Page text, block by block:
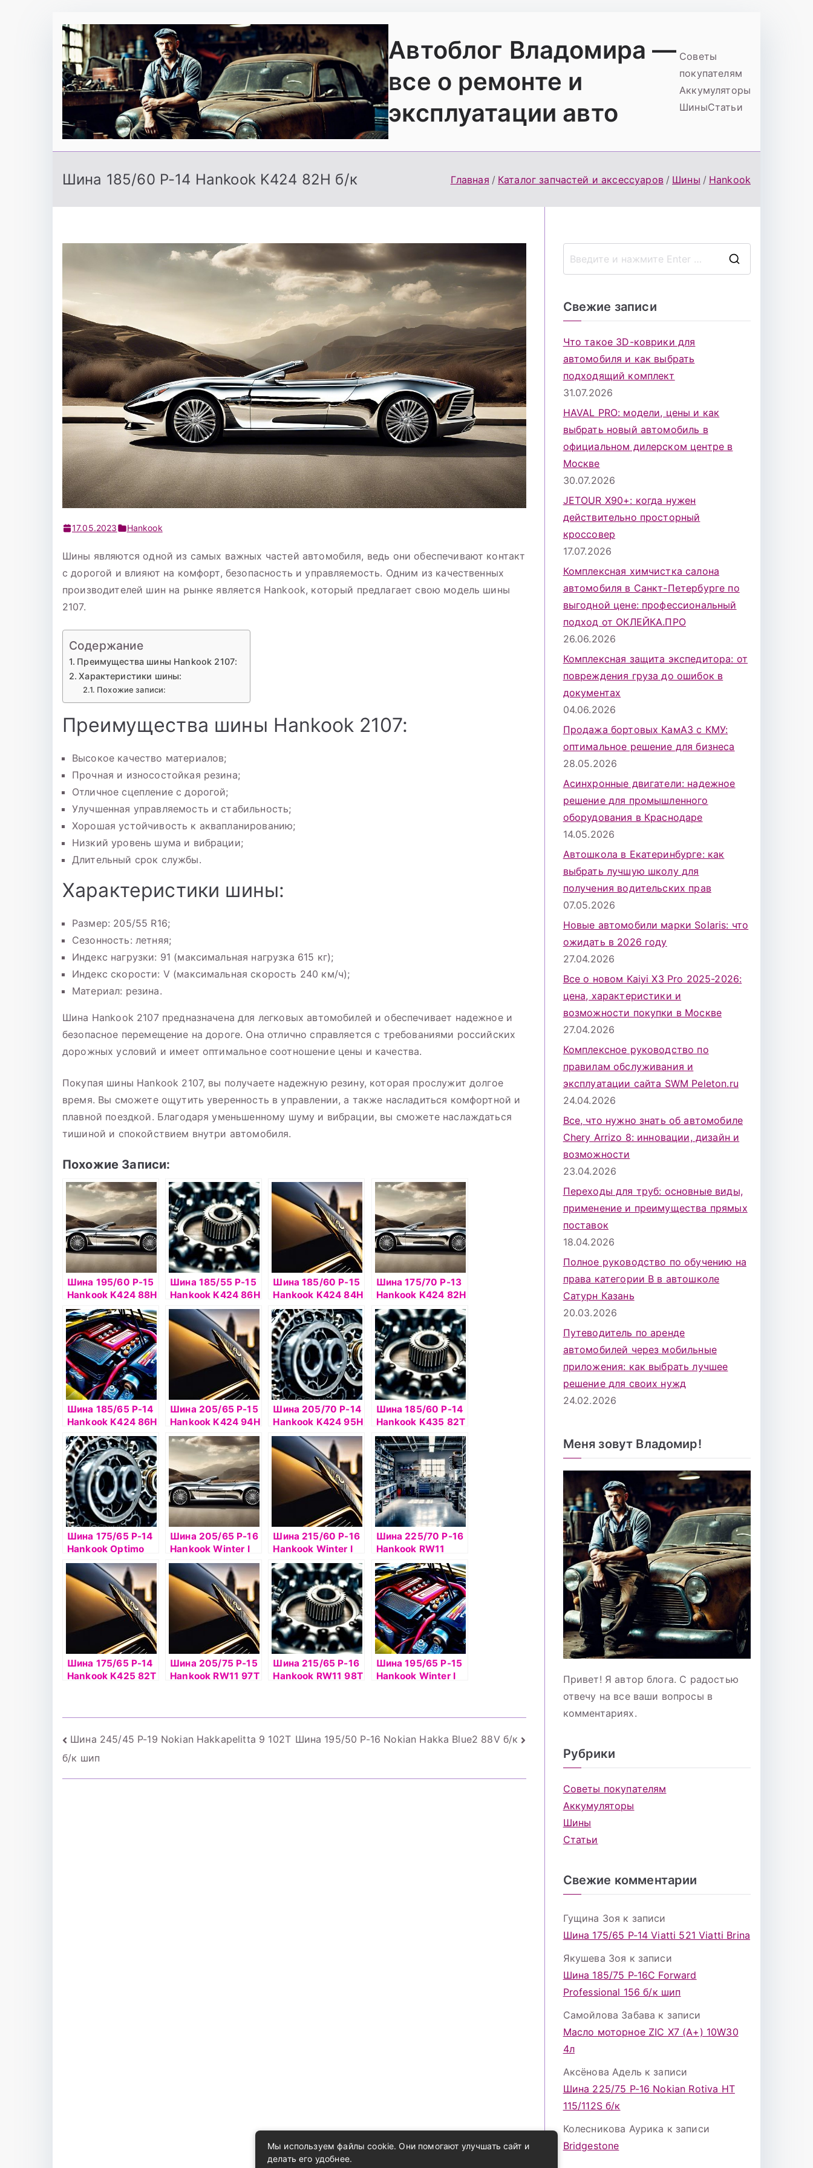
содержимому
Автоблог Владомира —
все о ремонте и
эксплуатации авто
Советы
покупателям
Аккумуляторы
ШиныСтатьи
Шина 185/60 Р-14 Hankook K424 82H б/к Главная Каталог запчастей и аксессуаров Шины Hankook
17.05.2023 Hankook
Шины являются одной из самых важных частей автомобиля, ведь они обеспечивают контакт
с дорогой и влияют на комфорт, безопасность и управляемость. Одним из качественных
производителей шин на рынке является Hankook, который предлагает свою модель шины
2107.
Содержание
Преимущества шины Hankook 2107:
Характеристики шины:
Похожие записи:
Преимущества шины Hankook 2107:
Высокое качество материалов;
Прочная и износостойкая резина;
Отличное сцепление с дорогой;
Улучшенная управляемость и стабильность;
Хорошая устойчивость к аквапланированию;
Низкий уровень шума и вибрации;
Длительный срок службы.
Характеристики шины:
Размер: 205/55 R16;
Сезонность: летняя;
Индекс нагрузки: 91 (максимальная нагрузка 615 кг);
Индекс скорости: V (максимальная скорость 240 км/ч);
Материал: резина.
Шина Hankook 2107 предназначена для легковых автомобилей и обеспечивает надежное и
безопасное перемещение на дороге. Она отлично справляется с требованиями российских
дорожных условий и имеет оптимальное соотношение цены и качества.
Покупая шины Hankook 2107, вы получаете надежную резину, которая прослужит долгое
время. Вы сможете ощутить уверенность в управлении, а также насладиться комфортной и
плавной поездкой. Благодаря уменьшенному шуму и вибрации, вы сможете наслаждаться
тишиной и спокойствием внутри автомобиля.
Похожие Записи:
Шина 195/60 Р-15
Hankook K424 88Н
б/к
Шина 185/55 Р-15
Hankook K424 86H
б/к
Шина 185/60 Р-15
Hankook K424 84H
б/к
Шина 175/70 Р-13
Hankook K424 82H
б/к
Шина 185/65 Р-14
Hankook K424 86H
б/к
Шина 205/65 Р-15
Hankook K424 94H
б/к
Шина 205/70 Р-14
Hankook K424 95H
б/к
Шина 185/60 Р-14
Hankook K435 82Т
б/к
Шина 175/65 Р-14
Hankook Optimo
K715 82T б/к
Шина 205/65 Р-16
Hankook Winter I
Pike RS2 W429
95T шип
Шина 215/60 Р-16
Hankook Winter I
Pike RS2 W429
шип
Шина 225/70 Р-16
Hankook RW11
103T шип
Шина 175/65 Р-14
Hankook K425 82T
Шина 205/75 Р-15
Hankook RW11 97Т
Шина 215/65 Р-16
Hankook RW11 98Т
Шина 195/65 Р-15
Hankook Winter I
Навигация
по
Шина 245/45 Р-19 Nokian Hakkapelitta 9 102T
б/к шип
Шина 195/50 Р-16 Nokian Hakka Blue2 88V б/к
Свежие записи
Что такое 3D-коврики для
автомобиля и как выбрать
подходящий комплект
31.07.2026
HAVAL PRO: модели, цены и как
выбрать новый автомобиль в
официальном дилерском центре в
Москве
30.07.2026
JETOUR X90+: когда нужен
действительно просторный
кроссовер
17.07.2026
Комплексная химчистка салона
автомобиля в Санкт-Петербурге по
выгодной цене: профессиональный
подход от ОКЛЕЙКА.ПРО
26.06.2026
Комплексная защита экспедитора: от
повреждения груза до ошибок в
документах
04.06.2026
Продажа бортовых КамАЗ с КМУ:
оптимальное решение для бизнеса
28.05.2026
Асинхронные двигатели: надежное
решение для промышленного
оборудования в Краснодаре
14.05.2026
Автошкола в Екатеринбурге: как
выбрать лучшую школу для
получения водительских прав
07.05.2026
Новые автомобили марки Solaris: что
ожидать в 2026 году
27.04.2026
Все о новом Kaiyi X3 Pro 2025-2026:
цена, характеристики и
возможности покупки в Москве
27.04.2026
Комплексное руководство по
правилам обслуживания и
эксплуатации сайта SWM Peleton.ru
24.04.2026
Все, что нужно знать об автомобиле
Chery Arrizo 8: инновации, дизайн и
возможности
23.04.2026
Переходы для труб: основные виды,
применение и преимущества прямых
поставок
18.04.2026
Полное руководство по обучению на
права категории B в автошколе
Сатурн Казань
20.03.2026
Путеводитель по аренде
автомобилей через мобильные
приложения: как выбрать лучшее
решение для своих нужд
24.02.2026
Меня зовут Владомир!
Привет! Я автор блога. С радостью
отвечу на все ваши вопросы в
комментариях.
Рубрики
Советы покупателям
Аккумуляторы
Шины
Статьи
Свежие комментарии
Гущина Зоя к записи
Шина 175/65 Р-14 Viatti 521 Viatti Brina
Якушева Зоя к записи
Шина 185/75 Р-16С Forward
Professional 156 б/к шип
Самойлова Забава к записи
Масло моторное ZIC X7 (A+) 10W30
4л
Аксёнова Адель к записи
Шина 225/75 Р-16 Nokian Rotiva HT
115/112S б/к
Колесникова Аурика к записи
Bridgestone
Мы используем файлы cookie. Они помогают улучшать сайт и
делать его удобнее.